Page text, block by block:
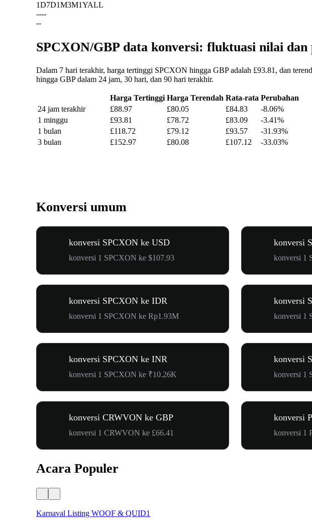
1D7D1M3M1YALL
----
--
SPCXON/GBP data konversi: fluktuasi nilai
Dalam 7 hari terakhir, harga tertinggi SPCXON hingga GBP adalah £93.81, dan
hingga GBP dalam 24 jam, 30 hari, dan 90 hari terakhir.
Harga Tertinggi Harga Terendah Rata-rata Perubahan
24 jam terakhir
£88.97 £80.05 £84.83
-8.06%
1 minggu
£93.81 £78.72 £83.09
-3.41%
1 bulan
£118.72 £79.12 £93.57
-31.93%
3 bulan
£152.97 £80.08 £107.12 -33.03%
Konversi umum
konversi SPCXON ke USD
konversi 1 SPCXON ke $107.93
konversi
konversi 1
konversi SPCXON ke IDR
konversi 1 SPCXON ke Rp1.93M
konversi
konversi 1
konversi SPCXON ke INR
konversi 1 SPCXON ke ₹10.26K
konversi
konversi 1
konversi CRWVON ke GBP
konversi 1 CRWVON ke £66.41
konversi
konversi 1
Acara Populer
Karnaval Listing WOOF & QUID1